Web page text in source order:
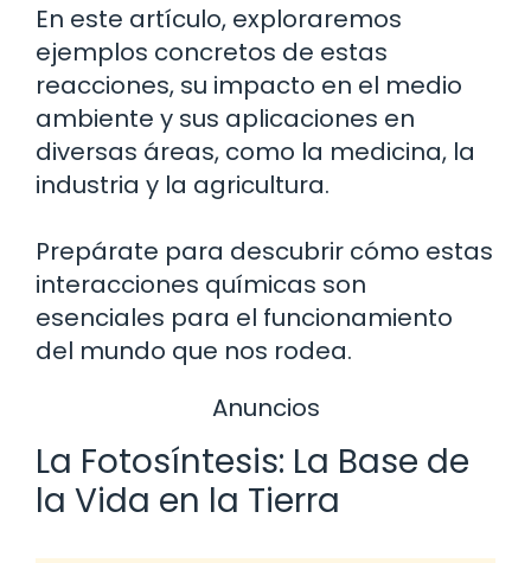
En este artículo, exploraremos
ejemplos concretos de estas
reacciones, su impacto en el medio
ambiente y sus aplicaciones en
diversas áreas, como la medicina, la
industria y la agricultura.
Prepárate para descubrir cómo estas
interacciones químicas son
esenciales para el funcionamiento
del mundo que nos rodea.
Anuncios
La Fotosíntesis: La Base de
la Vida en la Tierra